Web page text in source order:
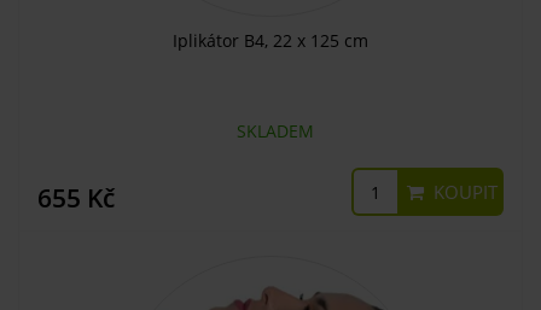
Iplikátor B4, 22 x 125 cm
SKLADEM
655 Kč KOUPIT